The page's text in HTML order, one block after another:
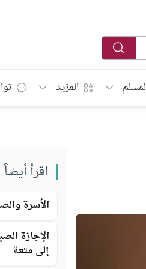
المزيد
اقرأ أيضاً
الأسرة
الإجازة
إلى متعة